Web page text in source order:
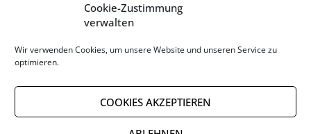
Cookie-Zustimmung
verwalten
Wir verwenden Cookies, um unsere Website und unseren Service zu
optimieren.
COOKIES AKZEPTIEREN
RSS
RSS-FEED abonnieren